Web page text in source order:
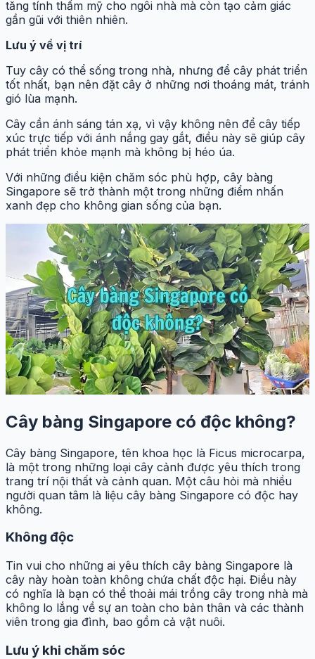
tăng tính thẩm mỹ cho ngôi nhà mà còn tạo cảm giác
gần gũi với thiên nhiên.
Lưu ý về vị trí
Tuy cây có thể sống trong nhà, nhưng để cây phát triển
tốt nhất, bạn nên đặt cây ở những nơi thoáng mát, tránh
gió lùa mạnh.
Cây cần ánh sáng tán xạ, vì vậy không nên để cây tiếp
xúc trực tiếp với ánh nắng gay gắt, điều này sẽ giúp cây
phát triển khỏe mạnh mà không bị héo úa.
Với những điều kiện chăm sóc phù hợp, cây bàng
Singapore sẽ trở thành một trong những điểm nhấn
xanh đẹp cho không gian sống của bạn.
Cây bàng Singapore có độc không?
Cây bàng Singapore, tên khoa học là Ficus microcarpa,
là một trong những loại cây cảnh được yêu thích trong
trang trí nội thất và cảnh quan. Một câu hỏi mà nhiều
người quan tâm là liệu cây bàng Singapore có độc hay
không.
Không độc
Tin vui cho những ai yêu thích cây bàng Singapore là
cây này hoàn toàn không chứa chất độc hại. Điều này
có nghĩa là bạn có thể thoải mái trồng cây trong nhà mà
không lo lắng về sự an toàn cho bản thân và các thành
viên trong gia đình, bao gồm cả vật nuôi.
Lưu ý khi chăm sóc